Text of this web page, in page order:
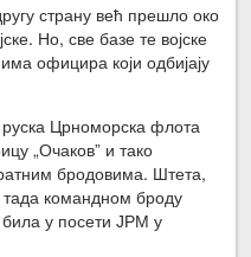
страну већ прешло око
Но, све базе те војске
официра који одбијају
руска Црноморска флота
„Очаков” и тако
бродовима. Штета,
тада командном броду
у посети ЈРМ у